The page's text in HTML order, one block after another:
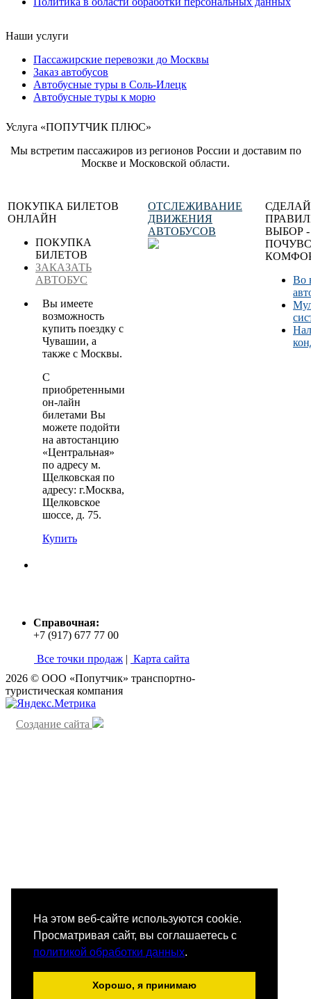
На этом веб-сайте используются cookie.
Просматривая сайт, вы соглашаетесь с
политикой обработки данных.
Хорошо, я принимаю
Наши услуги
Пассажирские перевозки до Москвы
Заказ автобусов
Автобусные туры в Соль-Илецк
Автобусные туры к морю
Услуга «ПОПУТЧИК ПЛЮС»
Мы встретим пассажиров из регионов России и доставим по
Москве и Московской области.
ПОКУПКА БИЛЕТОВ
ОНЛАЙН
ПОКУПКА
БИЛЕТОВ
ЗАКАЗАТЬ
АВТОБУС
Вы имеете
возможность
купить поездку с
Чувашии, а
также с Москвы.
С
приобретенными
он-лайн
билетами Вы
можете подойти
на автостанцию
«Центральная»
по адресу м.
Щелковская по
адресу: г.Москва,
Щелковское
шоссе, д. 75.
Купить
ОТСЛЕЖИВАНИЕ
ДВИЖЕНИЯ
АВТОБУСОВ
ВЫБОР -
Во
Справочная:
+7 (917) 677 77 00
Все точки продаж | Карта сайта
2026 © ООО «Попутчик» транспортно-
туристическая компания
Создание сайта